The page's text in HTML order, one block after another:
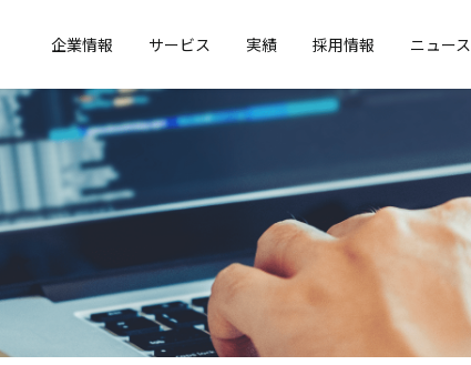
企業情報 サービス 実績 採用情報 ニュース